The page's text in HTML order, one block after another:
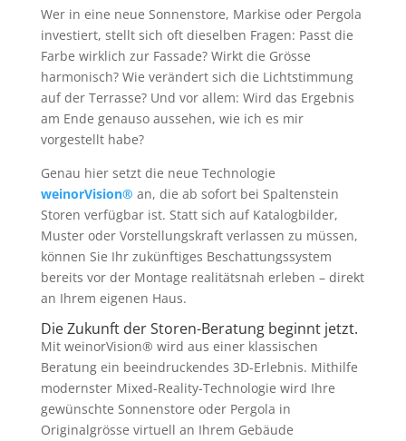
Wer in eine neue Sonnenstore, Markise oder Pergola
investiert, stellt sich oft dieselben Fragen: Passt die
Farbe wirklich zur Fassade? Wirkt die Grösse
harmonisch? Wie verändert sich die Lichtstimmung
auf der Terrasse? Und vor allem: Wird das Ergebnis
am Ende genauso aussehen, wie ich es mir
vorgestellt habe?
Genau hier setzt die neue Technologie
weinorVision® an, die ab sofort bei Spaltenstein
Storen verfügbar ist. Statt sich auf Katalogbilder,
Muster oder Vorstellungskraft verlassen zu müssen,
können Sie Ihr zukünftiges Beschattungssystem
bereits vor der Montage realitätsnah erleben – direkt
an Ihrem eigenen Haus.
Die Zukunft der Storen-Beratung beginnt jetzt.
Mit weinorVision® wird aus einer klassischen
Beratung ein beeindruckendes 3D-Erlebnis. Mithilfe
modernster Mixed-Reality-Technologie wird Ihre
gewünschte Sonnenstore oder Pergola in
Originalgrösse virtuell an Ihrem Gebäude